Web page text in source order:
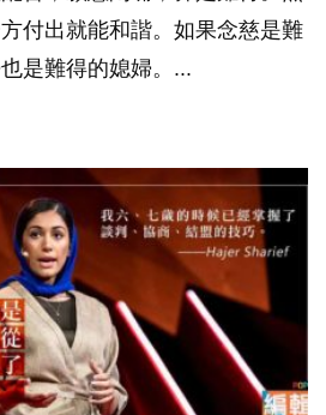
付出就能和諧。如果念慈是難
是難得的媳婦。...